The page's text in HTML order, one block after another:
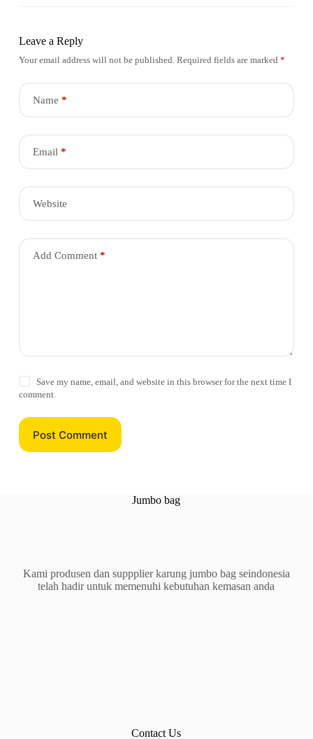
Leave a Reply
Your email address will not be published. Required fields are marked *
Name *
Email *
Website
Add Comment*
Save my name, email, and website in this browser for the next time I
comment.
Post Comment
Jumbo bag
Kami produsen dan suppplier karung jumbo bag seindonesia
telah hadir untuk memenuhi kebutuhan kemasan anda
Contact Us